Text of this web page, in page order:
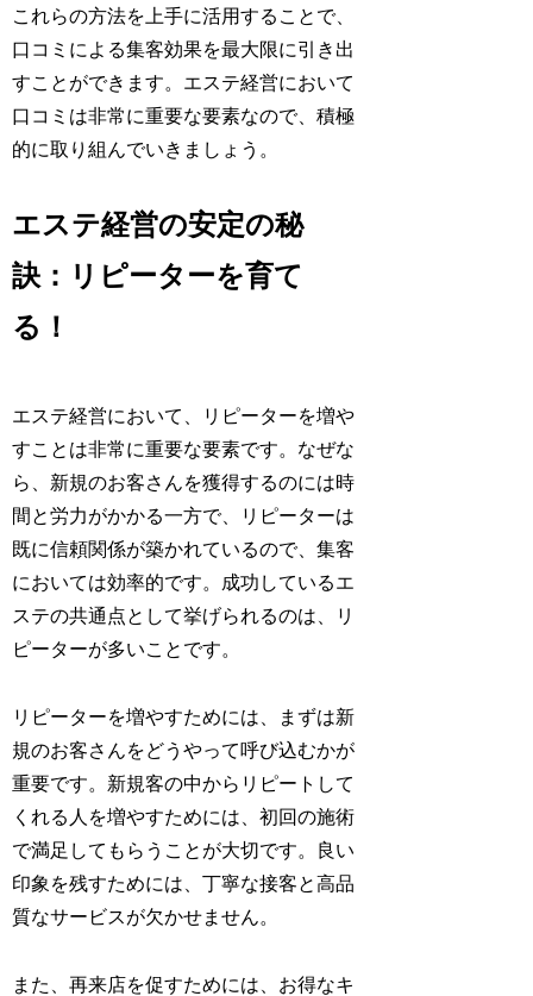
これらの方法を上手に活用することで、
口コミによる集客効果を最大限に引き出
すことができます。エステ経営において
口コミは非常に重要な要素なので、積極
的に取り組んでいきましょう。
エステ経営の安定の秘
訣：リピーターを育て
る！
エステ経営において、リピーターを増や
すことは非常に重要な要素です。なぜな
ら、新規のお客さんを獲得するのには時
間と労力がかかる一方で、リピーターは
既に信頼関係が築かれているので、集客
においては効率的です。成功しているエ
ステの共通点として挙げられるのは、リ
ピーターが多いことです。
リピーターを増やすためには、まずは新
規のお客さんをどうやって呼び込むかが
重要です。新規客の中からリピートして
くれる人を増やすためには、初回の施術
で満足してもらうことが大切です。良い
印象を残すためには、丁寧な接客と高品
質なサービスが欠かせません。
また、再来店を促すためには、お得なキ